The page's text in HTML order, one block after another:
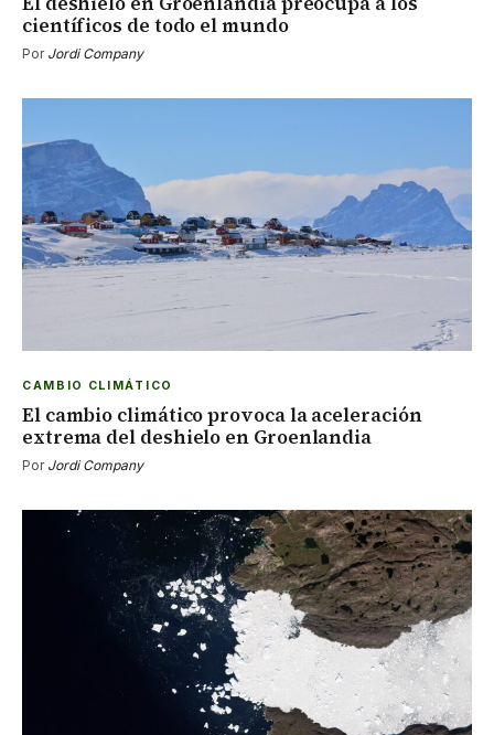
científicos de todo el mundo
Por Jordi Company
CAMBIO CLIMÁTICO
El cambio climático provoca la aceleración
extrema del deshielo en Groenlandia
Por Jordi Company